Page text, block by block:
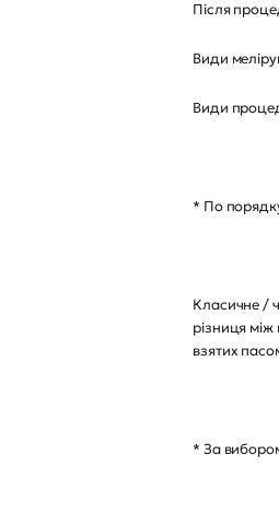
Після
Види
Види
* По
Класичне /
різниця
взятих
* За